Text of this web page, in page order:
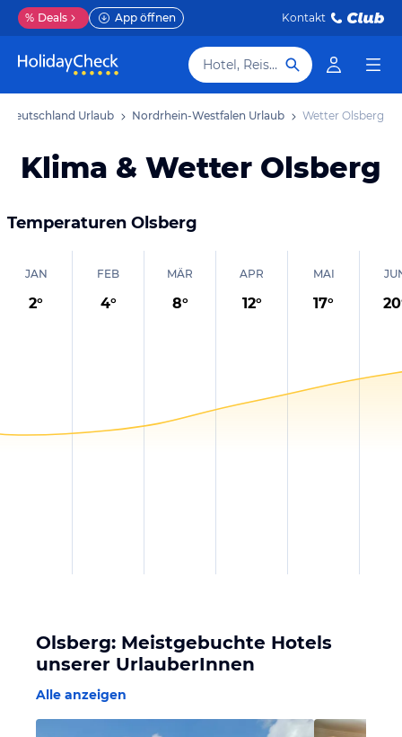
% Deals App öffnen Kontakt
Hotel, Reiseziel
Deutschland Urlaub Nordrhein-Westfalen Urlaub Wetter Olsberg
Klima & Wetter Olsberg
Temperaturen Olsberg
JAN
2°
FEB
4°
MÄR
8°
APR
12°
MAI
17° 20
Olsberg: Meistgebuchte Hotels
unserer UrlauberInnen
Alle anzeigen